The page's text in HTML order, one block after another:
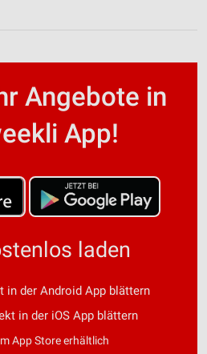
Angebote in
App!
laden
in der Android App blättern
in der iOS App blättern
App Store erhältlich